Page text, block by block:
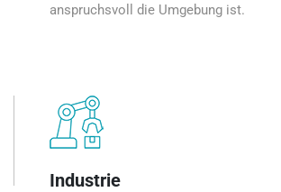
anspruchsvoll die Umgebung ist.
Industrie